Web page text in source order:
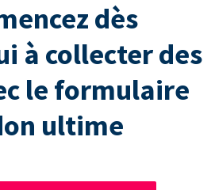
dès
à collecter des
le formulaire
ultime